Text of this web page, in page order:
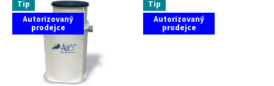
Tip
Autorizovaný
prodejce
Tip
Autorizovaný
prodejce